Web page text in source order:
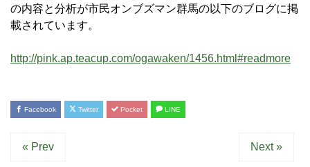
の内容と分析が市民オンブズマン群馬の以下のブログに掲
載されています。
http://pink.ap.teacup.com/ogawaken/1456.html#readmore
Facebook Twitter Pocket LINE
« Prev Next »